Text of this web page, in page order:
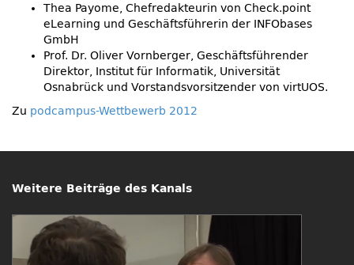
Thea Payome, Chefredakteurin von Check.point
eLearning und Geschäftsführerin der INFObases
GmbH
Prof. Dr. Oliver Vornberger, Geschäftsführender
Direktor, Institut für Informatik, Universität
Osnabrück und Vorstandsvorsitzender von virtUOS.
Zu podcampus-Wettbewerb 2012
Weitere Beiträge des Kanals